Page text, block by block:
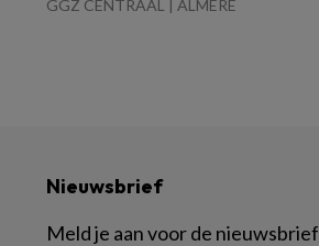
GGZ CENTRAAL | ALMERE
Nieuwsbrief
Meld je aan voor de nieuwsbrief